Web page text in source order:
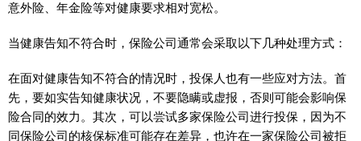
意外险、年金险等对健康要求相对宽松。
当健康告知不符合时，保险公司通常会采取以下几种处理方式：
在面对健康告知不符合的情况时，投保人也有一些应对方法。首
先，要如实告知健康状况，不要隐瞒或虚报，否则可能会影响保
险合同的效力。其次，可以尝试多家保险公司进行投保，因为不
同保险公司的核保标准可能存在差异，也许在一家保险公司被拒